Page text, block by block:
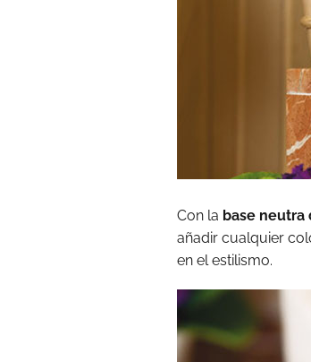
Con la base neutra
añadir cualquier
en el estilismo.